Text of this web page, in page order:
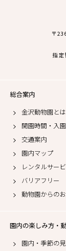
〒
指定
総合案内
金沢動物園とは
開園時間・入
交通案内
園内マップ
レンタルサー
バリアフリー
動物園からの
園内の楽しみ方・
園内・季節の